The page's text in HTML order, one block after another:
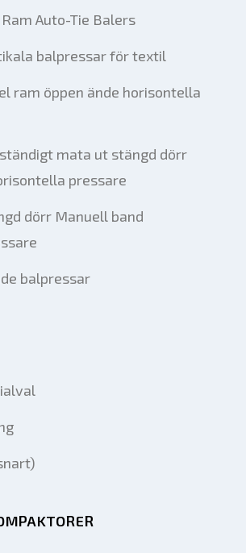
Auto-Tie Balers
balpressar för textil
ram öppen ände horisontella
mata ut stängd dörr
pressare
dörr Manuell band
balpressar